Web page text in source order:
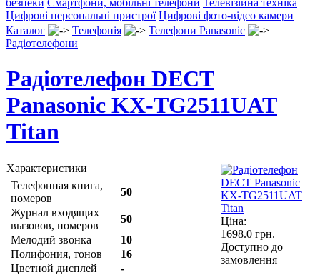
безпеки Смартфони, мобільні телефони Телевізійна техніка
Цифрові персональні пристрої Цифрові фото-відео камери
Каталог
Телефонія
Телефони Panasonic
Радіотелефони
Радіотелефон DECT
Panasonic KX-TG2511UAT
Titan
Характеристики
Телефонная книга,
номеров
50
Журнал входящих
вызовов, номеров
50
Мелодий звонка
10
Полифония, тонов
16
Цветной дисплей
-
Ціна:
1698.0 грн.
Доступно до
замовлення